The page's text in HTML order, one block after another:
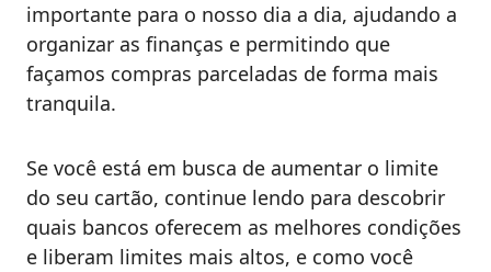
importante para o nosso dia a dia, ajudando a
organizar as finanças e permitindo que
façamos compras parceladas de forma mais
tranquila.
Se você está em busca de aumentar o limite
do seu cartão, continue lendo para descobrir
quais bancos oferecem as melhores condições
e liberam limites mais altos, e como você